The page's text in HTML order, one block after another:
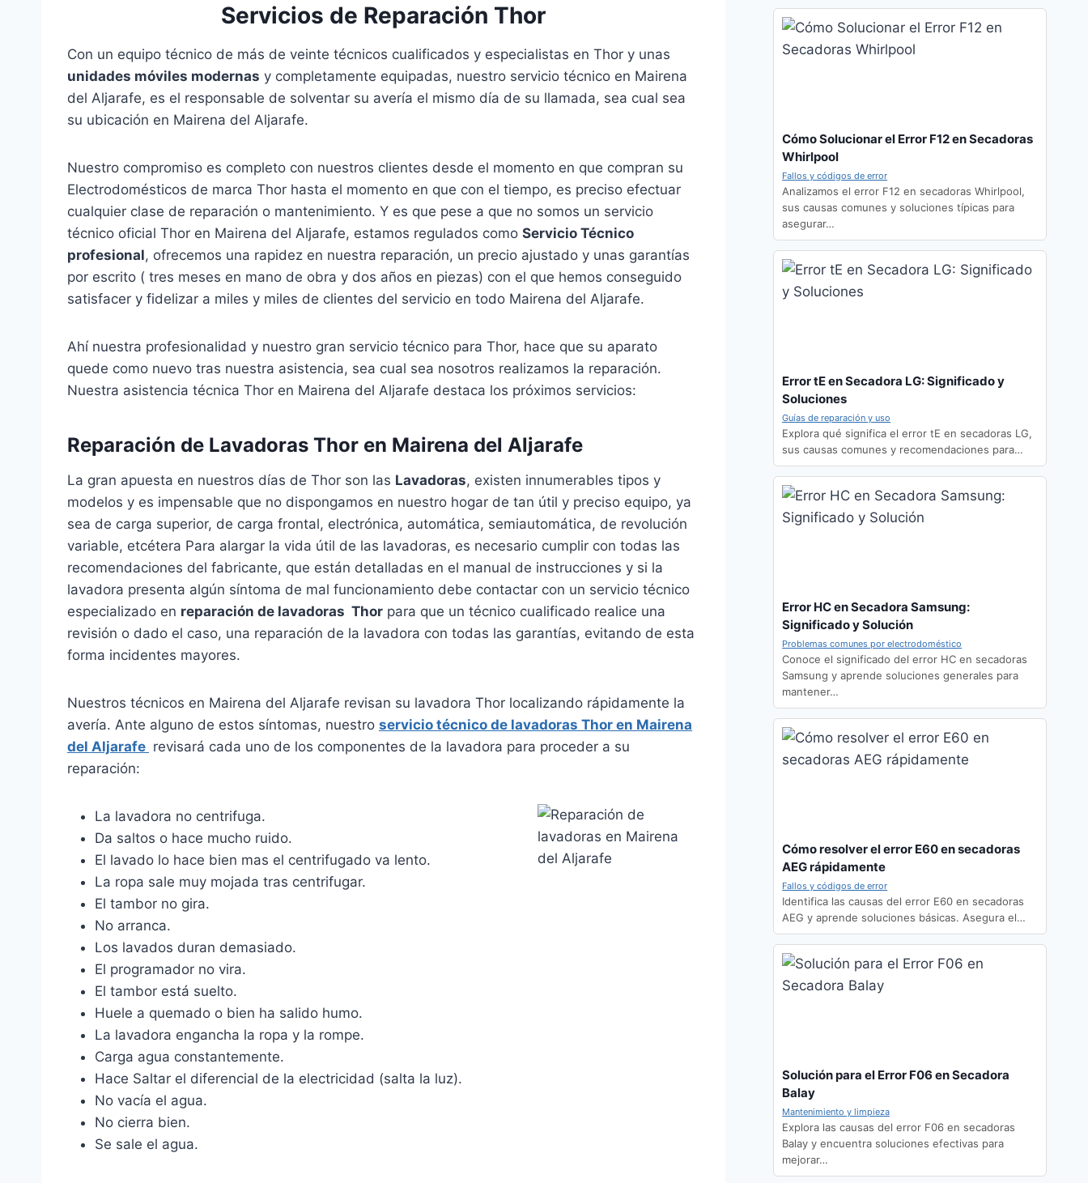
Servicios de Reparación Thor
Con un equipo técnico de más de veinte técnicos cualificados y especialistas en Thor y unas
unidades móviles modernas y completamente equipadas, nuestro servicio técnico en Mairena
del Aljarafe, es el responsable de solventar su avería el mismo día de su llamada, sea cual sea
su ubicación en Mairena del Aljarafe.
Nuestro compromiso es completo con nuestros clientes desde el momento en que compran su
Electrodomésticos de marca Thor hasta el momento en que con el tiempo, es preciso efectuar
cualquier clase de reparación o mantenimiento. Y es que pese a que no somos un servicio
técnico oficial Thor en Mairena del Aljarafe, estamos regulados como Servicio Técnico
profesional, ofrecemos una rapidez en nuestra reparación, un precio ajustado y unas garantías
por escrito ( tres meses en mano de obra y dos años en piezas) con el que hemos conseguido
satisfacer y fidelizar a miles y miles de clientes del servicio en todo Mairena del Aljarafe.
Ahí nuestra profesionalidad y nuestro gran servicio técnico para Thor, hace que su aparato
quede como nuevo tras nuestra asistencia, sea cual sea nosotros realizamos la reparación.
Nuestra asistencia técnica Thor en Mairena del Aljarafe destaca los próximos servicios:
Reparación de Lavadoras Thor en Mairena del Aljarafe
La gran apuesta en nuestros días de Thor son las Lavadoras, existen innumerables tipos y
modelos y es impensable que no dispongamos en nuestro hogar de tan útil y preciso equipo, ya
sea de carga superior, de carga frontal, electrónica, automática, semiautomática, de revolución
variable, etcétera Para alargar la vida útil de las lavadoras, es necesario cumplir con todas las
recomendaciones del fabricante, que están detalladas en el manual de instrucciones y si la
lavadora presenta algún síntoma de mal funcionamiento debe contactar con un servicio técnico
especializado en reparación de lavadoras Thor para que un técnico cualificado realice una
revisión o dado el caso, una reparación de la lavadora con todas las garantías, evitando de esta
forma incidentes mayores.
Nuestros técnicos en Mairena del Aljarafe revisan su lavadora Thor localizando rápidamente la
avería. Ante alguno de estos síntomas, nuestro servicio técnico de lavadoras Thor en Mairena
del Aljarafe revisará cada uno de los componentes de la lavadora para proceder a su
reparación:
La lavadora no centrifuga.
Da saltos o hace mucho ruido.
El lavado lo hace bien mas el centrifugado va lento.
La ropa sale muy mojada tras centrifugar.
El tambor no gira.
No arranca.
Los lavados duran demasiado.
El programador no vira.
El tambor está suelto.
Huele a quemado o bien ha salido humo.
La lavadora engancha la ropa y la rompe.
Carga agua constantemente.
Hace Saltar el diferencial de la electricidad (salta la luz).
No vacía el agua.
No cierra bien.
Se sale el agua.
Cómo Solucionar el Error F12 en Secadoras
Whirlpool
Fallos y códigos de error
Analizamos el error F12 en secadoras Whirlpool,
sus causas comunes y soluciones típicas para
asegurar…
Error tE en Secadora LG: Significado y
Soluciones
Guías de reparación y uso
Explora qué significa el error tE en secadoras LG,
sus causas comunes y recomendaciones para…
Error HC en Secadora Samsung:
Significado y Solución
Problemas comunes por electrodoméstico
Conoce el significado del error HC en secadoras
Samsung y aprende soluciones generales para
mantener…
Cómo resolver el error E60 en secadoras
AEG rápidamente
Fallos y códigos de error
Identifica las causas del error E60 en secadoras
AEG y aprende soluciones básicas. Asegura el…
Solución para el Error F06 en Secadora
Balay
Mantenimiento y limpieza
Explora las causas del error F06 en secadoras
Balay y encuentra soluciones efectivas para
mejorar…